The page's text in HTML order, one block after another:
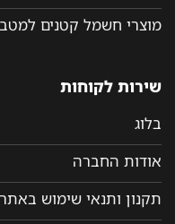
מוצרי חשמל קטנים למטבח
שירות לקוחות
בלוג
אודות החברה
תקנון ותנאי שימוש באתר